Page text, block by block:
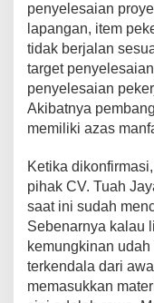
penyelesaian
lapangan, item
tidak berjalan
target
penyelesaian
Akibatnya
memiliki azas
Ketika
pihak CV. Tuah
saat ini sudah
Sebenarnya kalau
kemungkinan
terkendala dari
memasukkan